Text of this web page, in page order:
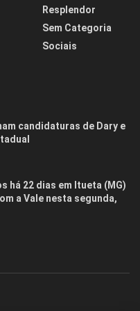
Resplendor
Sem Categoria
Sociais
candidaturas de Dary e
há 22 dias em Itueta (MG)
a Vale nesta segunda,